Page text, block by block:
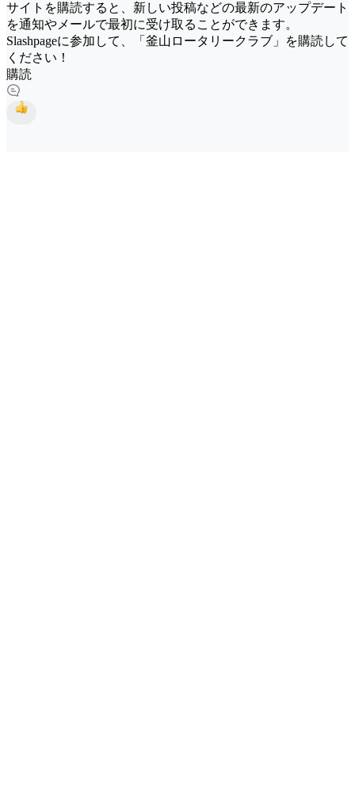
サイトを購読すると、新しい投稿などの最新のアップデート
を通知やメールで最初に受け取ることができます。
Slashpageに参加して、「釜山ロータリークラブ」を購読して
ください！
購読